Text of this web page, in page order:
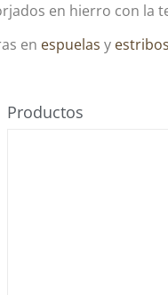
en hierro con
en espuelas y estribos
Productos